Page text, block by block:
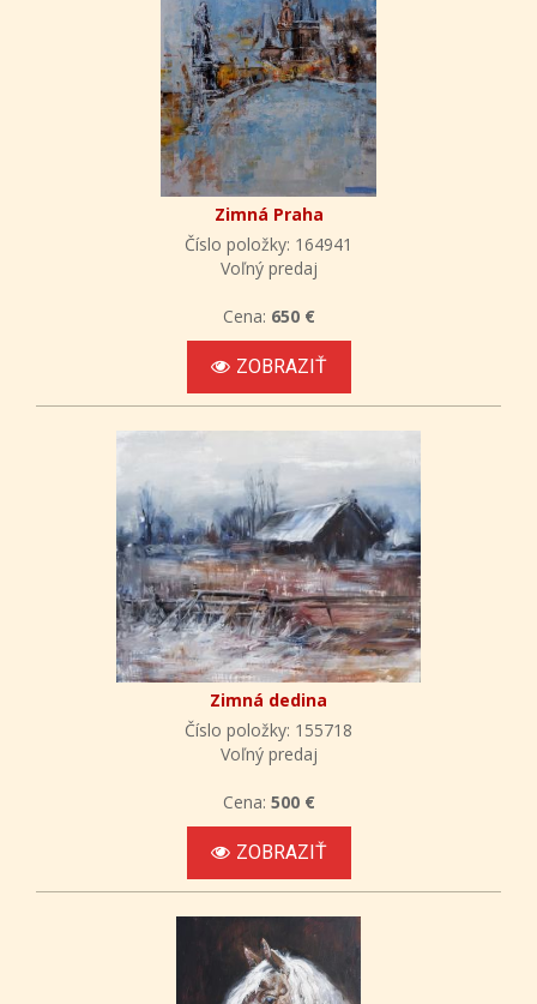
Zimná Praha
Číslo položky: 164941
Voľný predaj
Cena: 650 €
ZOBRAZIŤ
Zimná dedina
Číslo položky: 155718
Voľný predaj
Cena: 500 €
ZOBRAZIŤ